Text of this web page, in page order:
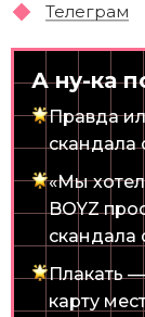
Телеграм
А ну-ка
Правда
скандала
«Мы
BOYZ
скандала
Плакать
карту